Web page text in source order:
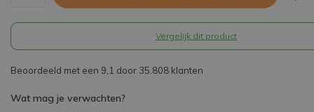
Vergelijk dit product
Beoordeeld met een 9,1 door 35.808 klanten
Wat mag je verwachten?